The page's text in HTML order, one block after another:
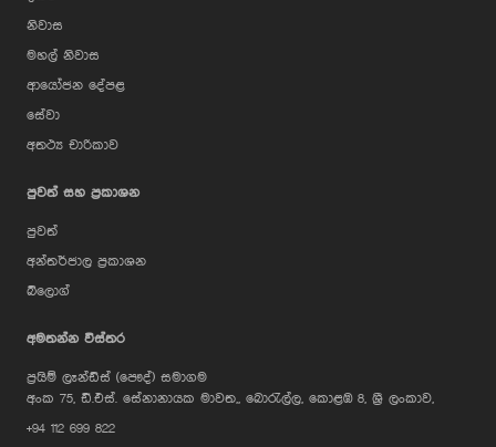
නිවාස
මහල් නිවාස
ආයෝජන දේපළ
සේවා
අතථ්‍ය චාරිකාව
පුවත් සහ ප්‍රකාශන
පුවත්
අන්තර්ජාල ප්‍රකාශන
බ්ලොග්
අමතන්න විස්තර
ප්‍රයිම් ලෑන්ඩ්ස් (පෞද්) සමාගම
අංක 75, ඩී.එස්. සේනානායක මාවත,, බොරැල්ල, කොළඹ 8, ශ්‍රී ලංකාව,
+94 112 699 822
Hi, I'm Prime Bee, Your AI